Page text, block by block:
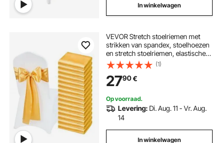
In winkelwagen
VEVOR Stretch stoelriemen met
strikken van spandex, stoelhoezen
en stretch stoelriemen, elastische
stoelbanden, bijpassende
stoeldecoratie voor bruiloften,
feesten en vieringen (50 stuks,
goud)
(1)
2790€
Op voorraad.
Levering: Di. Aug. 11 - Vr. Aug.
14
In winkelwagen